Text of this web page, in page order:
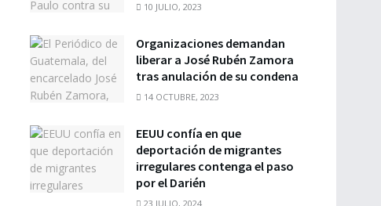
10 JULIO, 2023
Organizaciones demandan
liberar a José Rubén Zamora
tras anulación de su condena
14 OCTUBRE, 2023
EEUU confía en que
deportación de migrantes
irregulares contenga el paso
por el Darién
23 JULIO, 2024